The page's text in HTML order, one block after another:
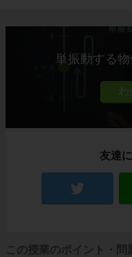
単振動する
友達
この授業のポイント・問